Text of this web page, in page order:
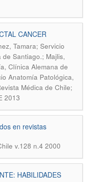
CANCER
Tamara; Servicio
Santiago.; Majlis,
Clínica Alemana de
Anatomía Patológica,
Médica de Chile;
2013
en revistas
v.128 n.4 2000
HABILIDADES